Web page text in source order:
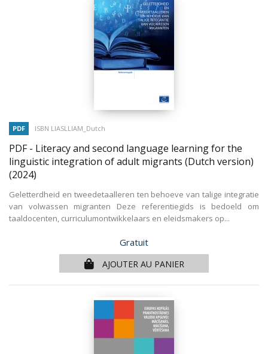
PDF ISBN LIASLLIAM_Dutch
PDF - Literacy and second language learning for the
linguistic integration of adult migrants (Dutch version)
(2024)
Geletterdheid en tweedetaalleren ten behoeve van talige integratie
van volwassen migranten Deze referentiegids is bedoeld om
taaldocenten, curriculumontwikkelaars en eleidsmakers op...
Prix
Gratuit
AJOUTER AU PANIER